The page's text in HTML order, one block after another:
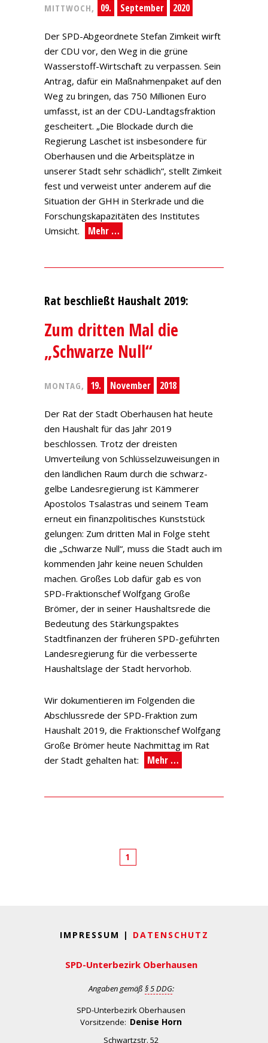
MITTWOCH, 09. September 2020
Der SPD-Abgeordnete Stefan Zimkeit wirft
der CDU vor, den Weg in die grüne
Wasserstoff-Wirtschaft zu verpassen. Sein
Antrag, dafür ein Maßnahmenpaket auf den
Weg zu bringen, das 750 Millionen Euro
umfasst, ist an der CDU-Landtagsfraktion
gescheitert. „Die Blockade durch die
Regierung Laschet ist insbesondere für
Oberhausen und die Arbeitsplätze in
unserer Stadt sehr schädlich“, stellt Zimkeit
fest und verweist unter anderem auf die
Situation der GHH in Sterkrade und die
Forschungskapazitäten des Institutes
Umsicht.
Mehr …
Rat beschließt Haushalt 2019:
Zum dritten Mal die
„Schwarze Null“
MONTAG, 19. November 2018
Der Rat der Stadt Oberhausen hat heute
den Haushalt für das Jahr 2019
beschlossen. Trotz der dreisten
Umverteilung von Schlüsselzuweisungen in
den ländlichen Raum durch die schwarz-
gelbe Landesregierung ist Kämmerer
Apostolos Tsalastras und seinem Team
erneut ein finanzpolitisches Kunststück
gelungen: Zum dritten Mal in Folge steht
die „Schwarze Null“, muss die Stadt auch im
kommenden Jahr keine neuen Schulden
machen. Großes Lob dafür gab es von
SPD-Fraktionschef Wolfgang Große
Brömer, der in seiner Haushaltsrede die
Bedeutung des Stärkungspaktes
Stadtfinanzen der früheren SPD-geführten
Landesregierung für die verbesserte
Haushaltslage der Stadt hervorhob.
Wir dokumentieren im Folgenden die
Abschlussrede der SPD-Fraktion zum
Haushalt 2019, die Fraktionschef Wolfgang
Große Brömer heute Nachmittag im Rat
der Stadt gehalten hat:
Mehr …
1
IMPRESSUM | DATENSCHUTZ
SPD-Unterbezirk Oberhausen
Angaben gemäß § 5 DDG:
SPD-Unterbezirk Oberhausen
Vorsitzende: Denise Horn
Schwartzstr. 52